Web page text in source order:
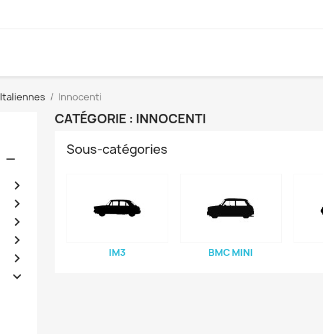
Italiennes Innocenti







CATÉGORIE : INNOCENTI
Sous-catégories
IM3 BMC MINI